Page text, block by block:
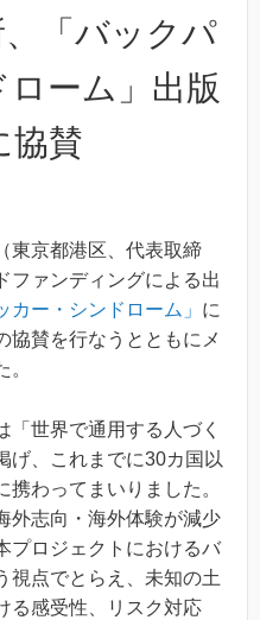
、「バックパ
ーム」出版
協賛
東京都港区、代表取締
ファンディングによる出
カー・シンドローム」 に
協賛を行なうとともにメ
「世界で通用する人づく
げ、これまでに30カ国以
携わってまいりました。
外志向・海外体験が減少
プロジェクトにおけるバ
視点でとらえ、未知の土
る感受性、リスク対応